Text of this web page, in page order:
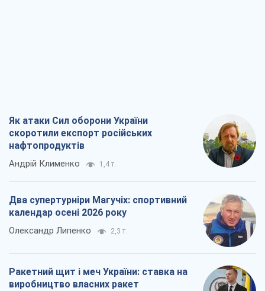
Як атаки Сил оборони України
скоротили експорт російських
нафтопродуктів
Андрій Клименко 1,4 т.
Два супертурніри Магучіх: спортивний
календар осені 2026 року
Олександр Липенко 2,3 т.
Ракетний щит і меч України: ставка на
виробництво власних ракет